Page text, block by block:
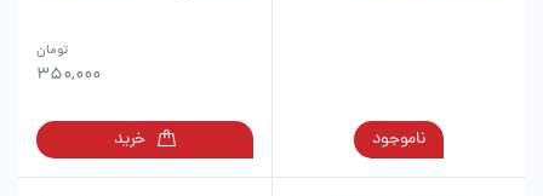
ناموجود
دارای
350,000
تومان
خرید
انواع
می